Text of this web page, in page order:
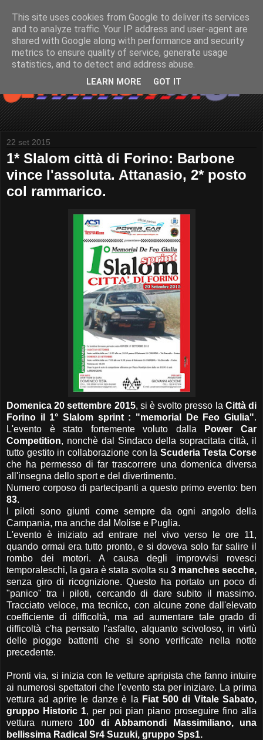
22 set 2015
1* Slalom città di Forino: Barbone
vince l'assoluta. Attanasio, 2* posto
col rammarico.
Domenica 20 settembre 2015, si è svolto presso la Città di
Forino il 1° Slalom sprint : "memorial De Feo Giulia".
L'evento è stato fortemente voluto dalla
Power Car
Competition, nonchè dal Sindaco della sopracitata città, il
tutto gestito in collaborazione con la Scuderia Testa Corse
che ha permesso di far trascorrere una domenica diversa
all'insegna dello sport e del divertimento.
Numero corposo di partecipanti a questo primo evento: ben
83.
I piloti sono giunti come sempre da ogni angolo della
Campania, ma anche dal Molise e Puglia.
L'evento è iniziato ad entrare nel vivo verso le ore 11,
quando ormai era tutto pronto, e si doveva solo far salire il
rombo dei motori. A causa degli improvvisi rovesci
temporaleschi, la gara è stata svolta su 3 manches secche,
senza giro di ricognizione. Questo ha portato un poco di
"panico" tra i piloti, cercando di dare subito il massimo.
Tracciato veloce, ma tecnico, con alcune zone dall'elevato
coefficiente di difficoltà, ma ad aumentare tale grado di
difficoltà c'ha pensato l'asfalto, alquanto scivoloso, in virtù
delle piogge battenti che si sono verificate nella notte
precedente.
Pronti via, si inizia con le vetture apripista che fanno intuire
ai numerosi spettatori che l'evento sta per iniziare. La prima
vettura ad aprire le danze è la Fiat 500 di Vitale Sabato,
gruppo Historic 1, per poi pian piano proseguire fino alla
vettura numero 100 di Abbamondi Massimiliano, una
bellissima Radical Sr4 Suzuki, gruppo Sps1.
This site uses cookies from Google to deliver its services
and to analyze traffic. Your IP address and user-agent are
shared with Google along with performance and security
metrics to ensure quality of service, generate usage
statistics, and to detect and address abuse.
LEARN MORE GOT IT